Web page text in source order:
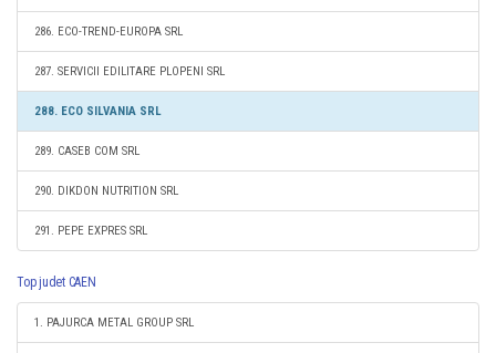
286. ECO-TREND-EUROPA SRL
287. SERVICII EDILITARE PLOPENI SRL
288. ECO SILVANIA SRL
289. CASEB COM SRL
290. DIKDON NUTRITION SRL
291. PEPE EXPRES SRL
Top judet CAEN
1. PAJURCA METAL GROUP SRL